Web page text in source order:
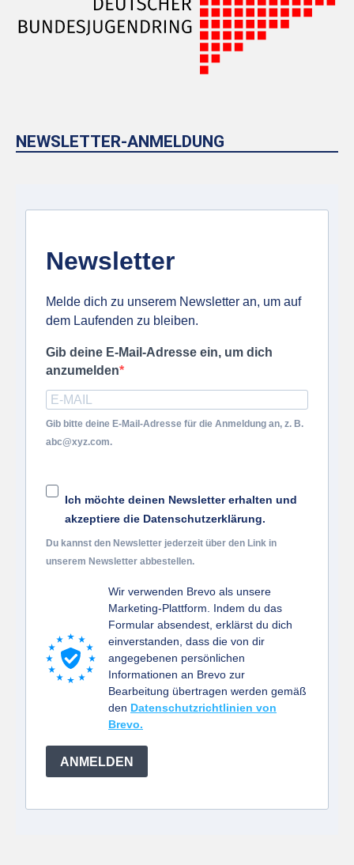
NEWSLETTER-ANMELDUNG
Newsletter
Melde dich zu unserem Newsletter an, um auf
dem Laufenden zu bleiben.
Gib deine E-Mail-Adresse ein, um dich
anzumelden
Gib bitte deine E-Mail-Adresse für die Anmeldung an, z. B.
abc@xyz.com.
Ich möchte deinen Newsletter erhalten und
akzeptiere die Datenschutzerklärung.
Du kannst den Newsletter jederzeit über den Link in
unserem Newsletter abbestellen.
Wir verwenden Brevo als unsere
Marketing-Plattform. Indem du das
Formular absendest, erklärst du dich
einverstanden, dass die von dir
angegebenen persönlichen
Informationen an Brevo zur
Bearbeitung übertragen werden gemäß
den Datenschutzrichtlinien von
Brevo.
ANMELDEN